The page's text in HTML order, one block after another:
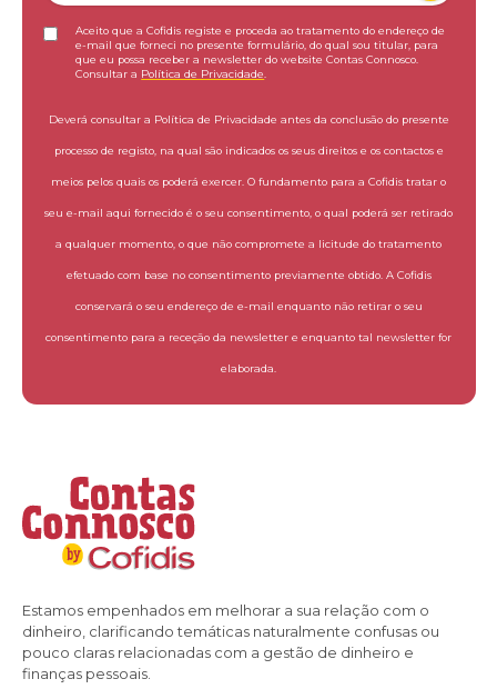
Aceito que a Cofidis registe e proceda ao tratamento do endereço de
e-mail que forneci no presente formulário, do qual sou titular, para
que eu possa receber a newsletter do website Contas Connosco.
Consultar a Política de Privacidade
Deverá consultar a Política de Privacidade antes da conclusão do presente
processo de registo, na qual são indicados os seus direitos e os contactos e
meios pelos quais os poderá exercer. O fundamento para a Cofidis tratar o
seu e-mail aqui fornecido é o seu consentimento, o qual poderá ser retirado
a qualquer momento, o que não compromete a licitude do tratamento
efetuado com base no consentimento previamente obtido. A Cofidis
conservará o seu endereço de e-mail enquanto não retirar o seu
consentimento para a receção da newsletter e enquanto tal newsletter for
elaborada.
Estamos empenhados em melhorar a sua relação com o
dinheiro, clarificando temáticas naturalmente confusas ou
pouco claras relacionadas com a gestão de dinheiro e
finanças pessoais.